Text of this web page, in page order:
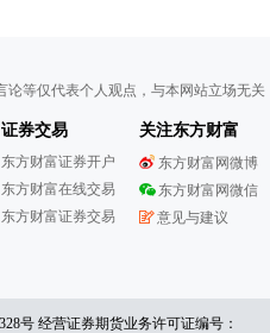
论等仅代表个人观点，与本网站立场无
证券交易
东方财富证券开户
东方财富在线交易
东方财富证券交易
关注东方财富
东方财富网微博
东方财富网微信
意见与建议
号 经营证券期货业务许可证编号：